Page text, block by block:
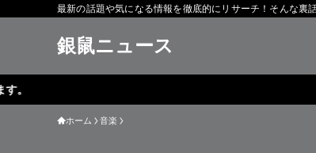
最新の話題や気になる情報を徹底的にリサーチ！そんな裏
銀鼠ニュース
ホーム 音楽